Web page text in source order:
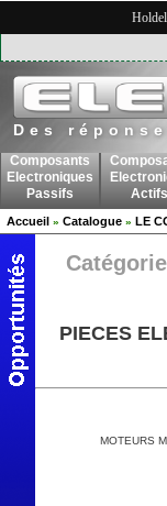
Des
Composants
Electroniques
Passifs
Actifs
Accueil » Catalogue » LE
PIECES
MOTEURS